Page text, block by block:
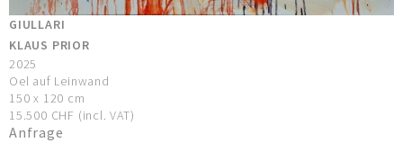
GIULLARI
KLAUS PRIOR
2025
Oel auf Leinwand
150 x 120 cm
15.500 CHF (incl. VAT)
Anfrage